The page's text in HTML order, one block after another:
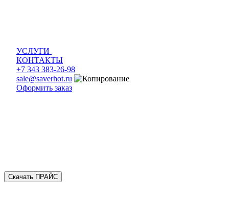
УСЛУГИ
КОНТАКТЫ
+7 343 383-26-98
sale@saverhot.ru
Оформить заказ
Скачать ПРАЙС